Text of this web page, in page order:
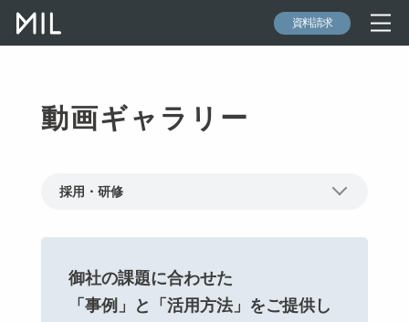
資料請求
動画ギャラリー
採用・研修
御社の課題に合わせた
「事例」と「活用方法」をご提供し